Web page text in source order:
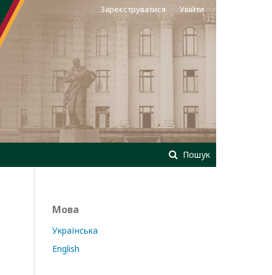
Пошук
Зареєструватися Увійти
Мова
Українська
English